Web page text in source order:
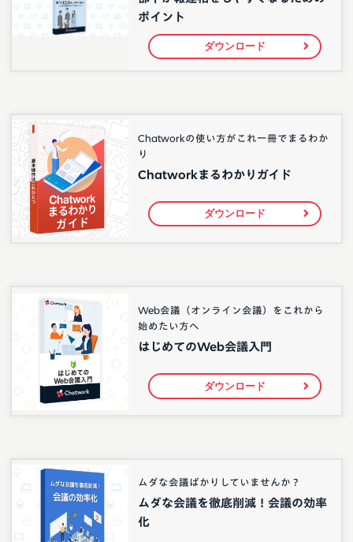
ポイント
ダウンロード
Chatworkの使い方がこれ一冊でまるわか
り
Chatworkまるわかりガイド
ダウンロード
Web会議（オンライン会議）をこれから
始めたい方へ
はじめてのWeb会議入門
ダウンロード
ムダな会議ばかりしていませんか？
ムダな会議を徹底削減！会議の効率
化